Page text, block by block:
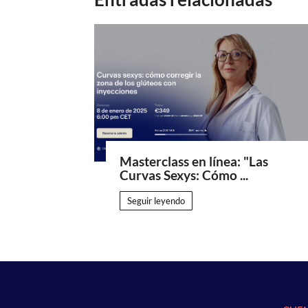
Masterclass en línea: "Las
Curvas Sexys: Cómo ...
Seguir leyendo